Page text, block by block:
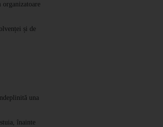
organizatoare
și de
una
înainte